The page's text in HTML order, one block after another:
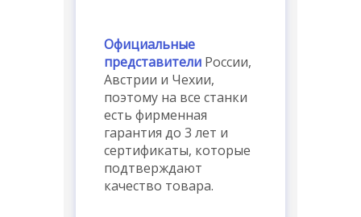
Официальные
представители России,
Австрии и Чехии,
поэтому на все станки
есть фирменная
гарантия до 3 лет и
сертификаты, которые
подтверждают
качество товара.